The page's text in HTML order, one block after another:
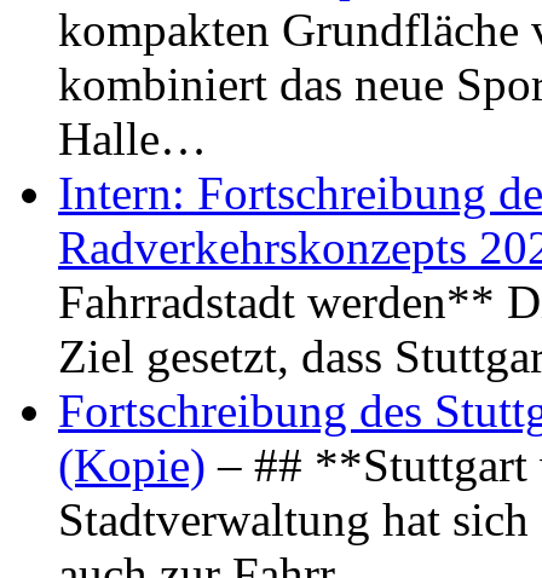
kompakten Grundfläche
kombiniert das neue
Halle…
Intern: Fortschreibung
Radverkehrskonzepts
Fahrradstadt werden**
Ziel gesetzt, dass
Fortschreibung des
(Kopie) – ## **Stuttgart
Stadtverwaltung hat